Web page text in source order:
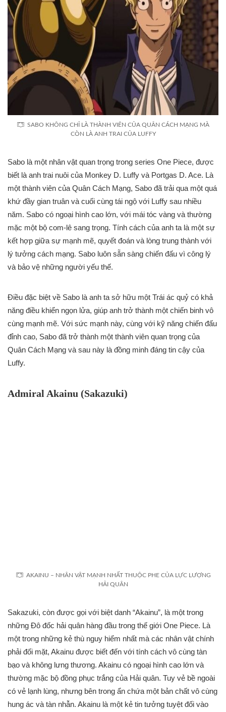
SABO KHÔNG CHỈ LÀ THÀNH VIÊN CỦA QUÂN CÁCH MẠNG MÀ
CÒN LÀ ANH TRAI CỦA LUFFY
Sabo là một nhân vật quan trọng trong series One Piece, được
biết là anh trai nuôi của Monkey D. Luffy và Portgas D. Ace. Là
một thành viên của Quân Cách Mạng, Sabo đã trải qua một quá
khứ đầy gian truân và cuối cùng tái ngộ với Luffy sau nhiều
năm. Sabo có ngoại hình cao lớn, với mái tóc vàng và thường
mặc một bộ com-lê sang trọng. Tính cách của anh ta là một sự
kết hợp giữa sự mạnh mẽ, quyết đoán và lòng trung thành với
lý tưởng cách mạng. Sabo luôn sẵn sàng chiến đấu vì công lý
và bảo vệ những người yếu thế.
Điều đặc biệt về Sabo là anh ta sở hữu một Trái ác quỷ có khả
năng điều khiển ngọn lửa, giúp anh trở thành một chiến binh vô
cùng mạnh mẽ. Với sức mạnh này, cùng với kỹ năng chiến đấu
đỉnh cao, Sabo đã trở thành một thành viên quan trọng của
Quân Cách Mạng và sau này là đồng minh đáng tin cậy của
Luffy.
Admiral Akainu (Sakazuki)
AKAINU – NHÂN VẬT MẠNH NHẤT THUỘC PHE CỦA LỰC LƯỢNG
HẢI QUÂN
Sakazuki, còn được gọi với biệt danh “Akainu”, là một trong
những Đô đốc hải quân hàng đầu trong thế giới One Piece. Là
một trong những kẻ thù nguy hiểm nhất mà các nhân vật chính
phải đối mặt, Akainu được biết đến với tính cách vô cùng tàn
bạo và không lưng thương. Akainu có ngoại hình cao lớn và
thường mặc bộ đồng phục trắng của Hải quân. Tuy vẻ bề ngoài
có vẻ lạnh lùng, nhưng bên trong ẩn chứa một bản chất vô cùng
hung ác và tàn nhẫn. Akainu là một kẻ tin tưởng tuyệt đối vào